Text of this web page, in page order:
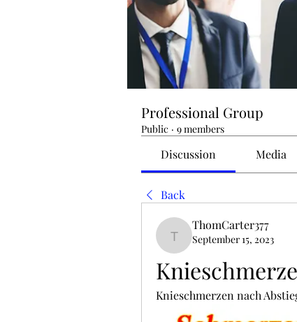
Professional Group
Public · 9 members
Discussion Media
Back
ThomCarter377
ThomCarter377
September 15, 2023
Knieschmerzen nach